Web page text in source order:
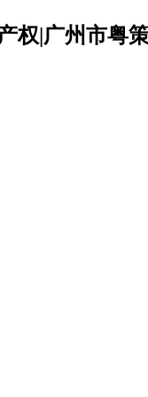
权|广州市粤